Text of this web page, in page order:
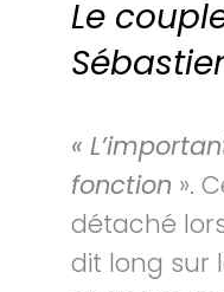
Le
«
fonction ».
détaché
dit long sur